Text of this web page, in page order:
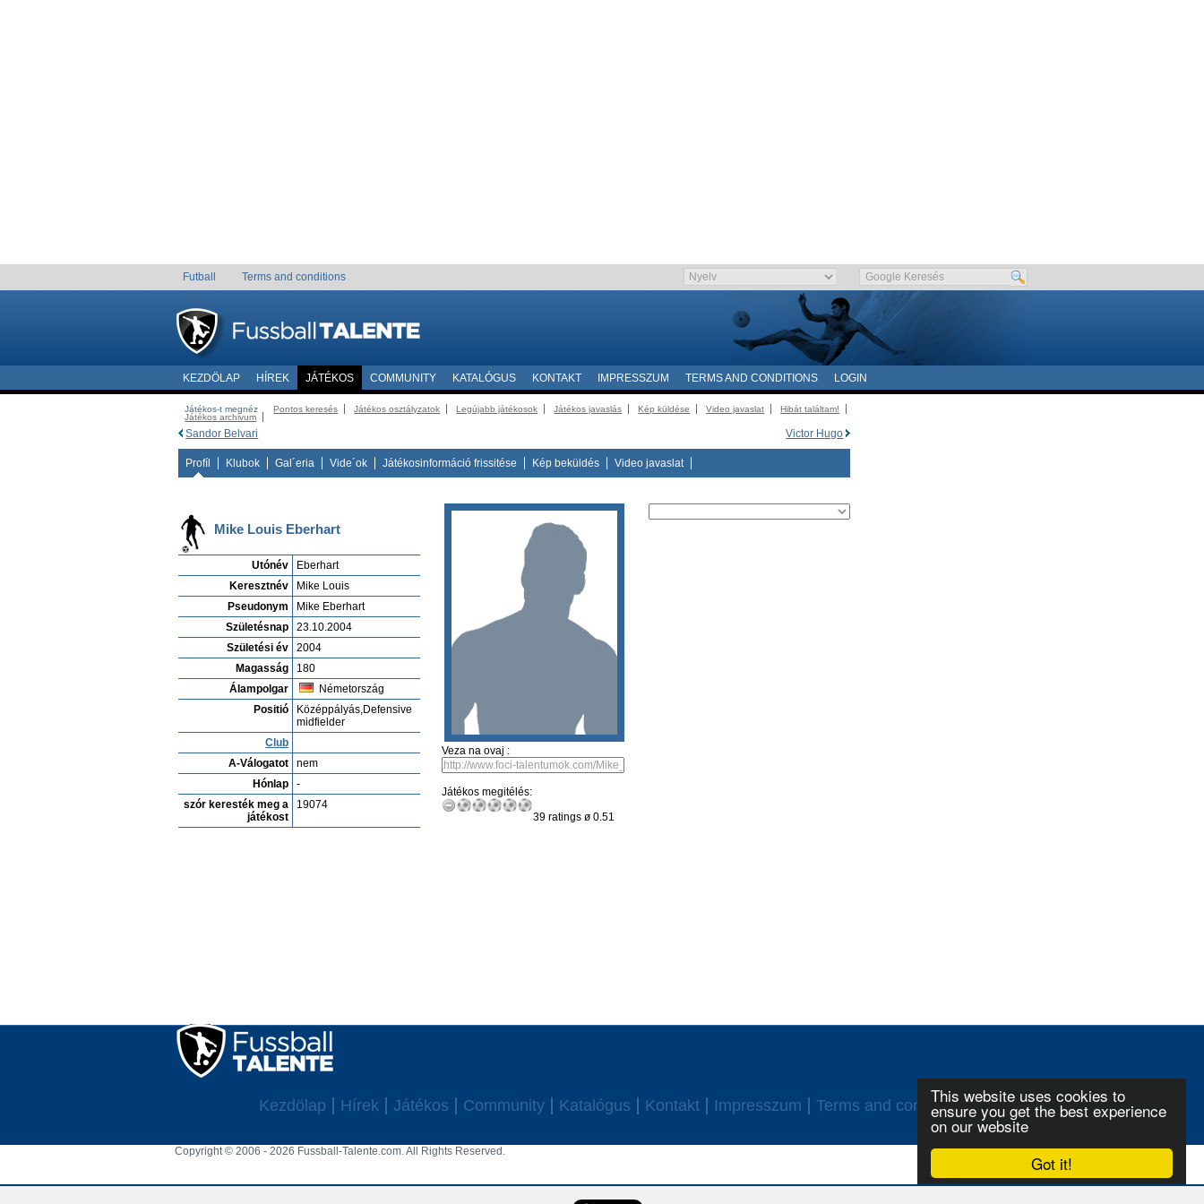
Got it!
This website uses cookies to
ensure you get the best experience
on our website
Futball Terms and conditions
KEZDÖLAP HÍREK JÁTÉKOS COMMUNITY KATALÓGUS KONTAKT IMPRESSZUM TERMS AND CONDITIONS LOGIN
Játékos-t megnéz Pontos keresés Játékos osztályzatok Legújabb játékosok Játékos javaslás Kép küldése Video javaslat
Hibát találtam!
Játékos archivum
Victor Hugo
Sandor Belvari
Profíl Klubok Gal´eria Vide´ok Játékosinformáció frissitése Kép beküldés Video javaslat
Mike Louis Eberhart
Utónév
Eberhart
Keresztnév
Mike Louis
Pseudonym
Mike Eberhart
Születésnap
23.10.2004
Születési év
2004
Magasság
180
Álampolgar
Németország
Positió
Középpályás,Defensive
midfielder
Club
A-Válogatot
nem
Hónlap
-
szór keresték meg a
játékost
19074
Veza na ovaj :
Játékos megitélés:
39 ratings ø 0.51
Kezdölap Hírek Játékos Community Katalógus Kontakt Impresszum Terms and conditions Login
Copyright © 2006 - 2026 Fussball-Talente.com. All Rights Reserved.